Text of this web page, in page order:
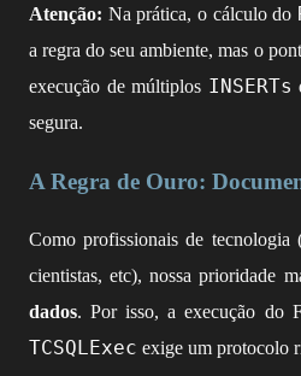
Atenção: Na prática, o cálculo do
a regra do seu ambiente, mas o
execução de múltiplos INSERTs
segura.
A Regra de Ouro:
Como profissionais de tecnologia
cientistas, etc), nossa prioridade
dados. Por isso, a execução do
TCSQLExec exige um protocolo